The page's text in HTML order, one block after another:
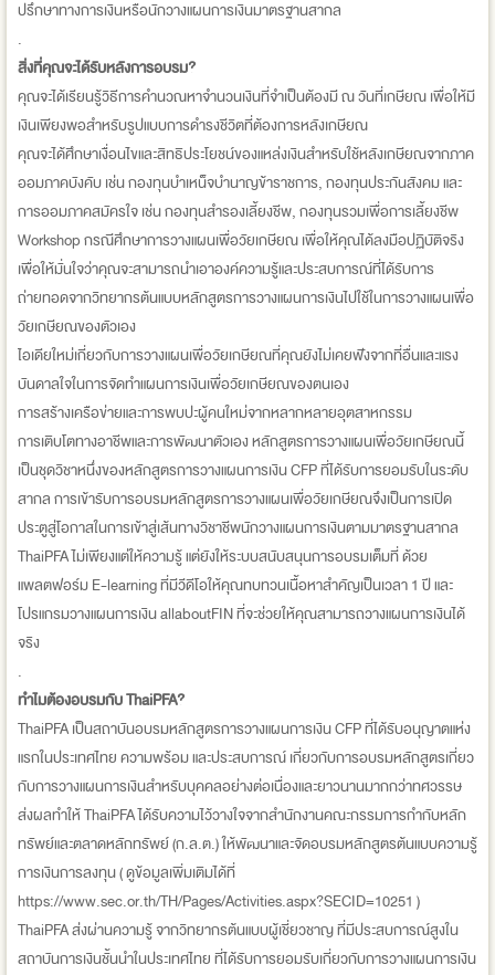
ปรึกษาทางการเงินหรือนักวางแผนการเงินมาตรฐานสากล
.
สิ่งที่คุณจะได้รับหลังการอบรม?
คุณจะได้เรียนรู้วิธีการคำนวณหาจำนวนเงินที่จำเป็นต้องมี ณ วันที่เกษียณ เพื่อให้มี
เงินเพียงพอสำหรับรูปแบบการดำรงชีวิตที่ต้องการหลังเกษียณ
คุณจะได้ศึกษาเงื่อนไขและสิทธิประโยชน์ของแหล่งเงินสำหรับใช้หลังเกษียณจากภาค
ออมภาคบังคับ เช่น กองทุนบำเหน็จบำนาญข้าราชการ, กองทุนประกันสังคม และ
การออมภาคสมัครใจ เช่น กองทุนสำรองเลี้ยงชีพ, กองทุนรวมเพื่อการเลี้ยงชีพ
Workshop กรณีศึกษาการวางแผนเพื่อวัยเกษียณ เพื่อให้คุณได้ลงมือปฏิบัติจริง
เพื่อให้มั่นใจว่าคุณจะสามารถนำเอาองค์ความรู้และประสบการณ์ที่ได้รับการ
ถ่ายทอดจากวิทยากรต้นแบบหลักสูตรการวางแผนการเงินไปใช้ในการวางแผนเพื่อ
วัยเกษียณของตัวเอง
ไอเดียใหม่เกี่ยวกับการวางแผนเพื่อวัยเกษียณที่คุณยังไม่เคยฟังจากที่อื่นและแรง
บันดาลใจในการจัดทำแผนการเงินเพื่อวัยเกษียณของตนเอง
การสร้างเครือข่ายและการพบปะผู้คนใหม่จากหลากหลายอุตสาหกรรม
การเติบโตทางอาชีพและการพัฒนาตัวเอง หลักสูตรการวางแผนเพื่อวัยเกษียณนี้
เป็นชุดวิชาหนึ่งของหลักสูตรการวางแผนการเงิน CFP ที่ได้รับการยอมรับในระดับ
สากล การเข้ารับการอบรมหลักสูตรการวางแผนเพื่อวัยเกษียณจึงเป็นการเปิด
ประตูสู่โอกาสในการเข้าสู่เส้นทางวิชาชีพนักวางแผนการเงินตามมาตรฐานสากล
ThaiPFA ไม่เพียงแต่ให้ความรู้ แต่ยังให้ระบบสนับสนุนการอบรมเต็มที่ ด้วย
แพลตฟอร์ม E-learning ที่มีวีดีโอให้คุณทบทวนเนื้อหาสำคัญเป็นเวลา 1 ปี และ
โปรแกรมวางแผนการเงิน allaboutFIN ที่จะช่วยให้คุณสามารถวางแผนการเงินได้
จริง
.
ทำไมต้องอบรมกับ ThaiPFA?
ThaiPFA เป็นสถาบันอบรมหลักสูตรการวางแผนการเงิน CFP ที่ได้รับอนุญาตแห่ง
แรกในประเทศไทย ความพร้อม และประสบการณ์ เกี่ยวกับการอบรมหลักสูตรเกี่ยว
กับการวางแผนการเงินสำหรับบุคคลอย่างต่อเนื่องและยาวนานมากกว่าทศวรรษ
ส่งผลทำให้ ThaiPFA ได้รับความไว้วางใจจากสำนักงานคณะกรรมการกำกับหลัก
ทรัพย์และตลาดหลักทรัพย์ (ก.ล.ต.) ให้พัฒนาและจัดอบรมหลักสูตรต้นแบบความรู้
การเงินการลงทุน ( ดูข้อมูลเพิ่มเติมได้ที่
https://www.sec.or.th/TH/Pages/Activities.aspx?SECID=10251 )
ThaiPFA ส่งผ่านความรู้ จากวิทยากรต้นแบบผู้เชี่ยวชาญ ที่มีประสบการณ์สูงใน
สถาบันการเงินชั้นนำในประเทศไทย ที่ได้รับการยอมรับเกี่ยวกับการวางแผนการเงิน